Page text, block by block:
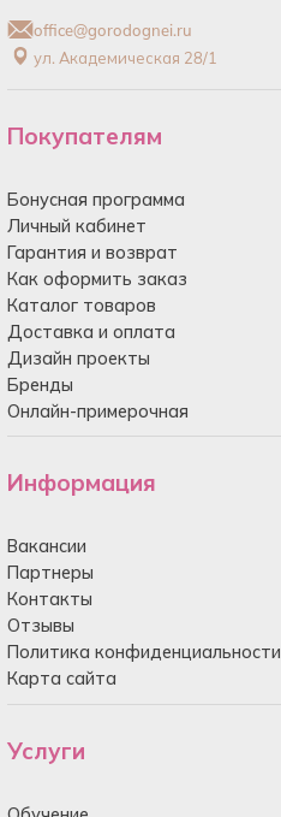
office@gorodognei.ru
ул. Академическая 28/1
Покупателям
Бонусная программа
Личный кабинет
Гарантия и возврат
Как оформить заказ
Каталог товаров
Доставка и оплата
Дизайн проекты
Бренды
Онлайн-примерочная
Информация
Вакансии
Партнеры
Контакты
Отзывы
Политика конфиденциальности
Карта сайта
Услуги